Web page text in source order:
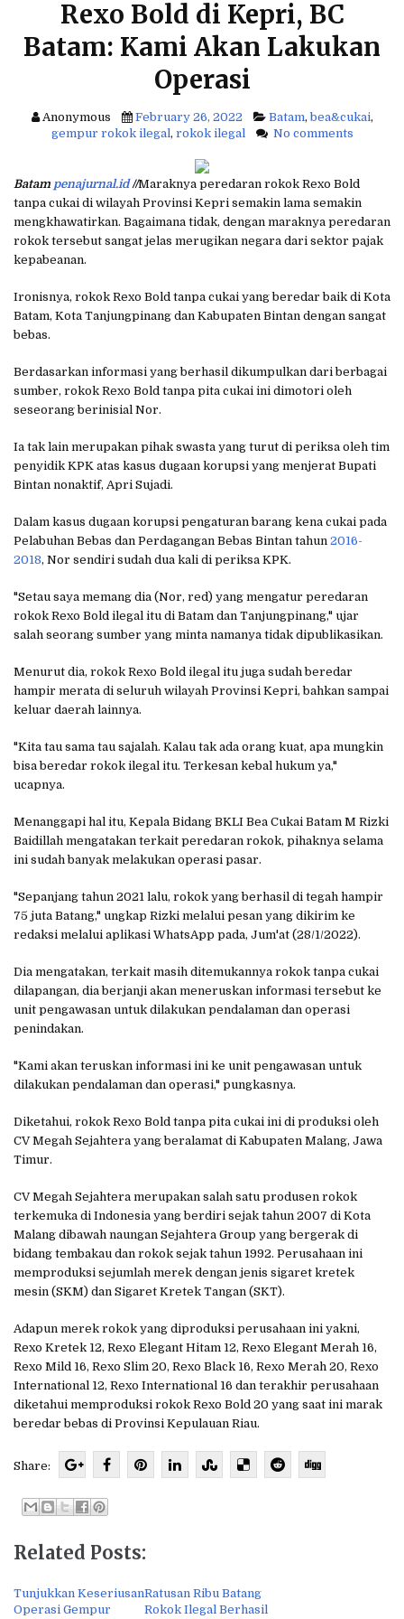
o
r
:
Rexo Bold di Kepri, BC
Batam: Kami Akan Lakukan
Operasi
Anonymous February 26, 2022 Batam,bea&cukai,
gempur rokok ilegal, rokok ilegal No comments
Batam penajurnal.id//Maraknya peredaran rokok Rexo Bold
tanpa cukai di wilayah Provinsi Kepri semakin lama semakin
mengkhawatirkan. Bagaimana tidak, dengan maraknya peredaran
rokok tersebut sangat jelas merugikan negara dari sektor pajak
kepabeanan.
Ironisnya, rokok Rexo Bold tanpa cukai yang beredar baik di Kota
Batam, Kota Tanjungpinang dan Kabupaten Bintan dengan sangat
bebas.
Berdasarkan informasi yang berhasil dikumpulkan dari berbagai
sumber, rokok Rexo Bold tanpa pita cukai ini dimotori oleh
seseorang berinisial Nor.
Ia tak lain merupakan pihak swasta yang turut di periksa oleh tim
penyidik KPK atas kasus dugaan korupsi yang menjerat Bupati
Bintan nonaktif, Apri Sujadi.
Dalam kasus dugaan korupsi pengaturan barang kena cukai pada
Pelabuhan Bebas dan Perdagangan Bebas Bintan tahun 2016-
2018, Nor sendiri sudah dua kali di periksa KPK.
"Setau saya memang dia (Nor, red) yang mengatur peredaran
rokok Rexo Bold ilegal itu di Batam dan Tanjungpinang," ujar
salah seorang sumber yang minta namanya tidak dipublikasikan.
Menurut dia, rokok Rexo Bold ilegal itu juga sudah beredar
hampir merata di seluruh wilayah Provinsi Kepri, bahkan sampai
keluar daerah lainnya.
"Kita tau sama tau sajalah. Kalau tak ada orang kuat, apa mungkin
bisa beredar rokok ilegal itu. Terkesan kebal hukum ya,"
ucapnya.
Menanggapi hal itu, Kepala Bidang BKLI Bea Cukai Batam M Rizki
Baidillah mengatakan terkait peredaran rokok, pihaknya selama
ini sudah banyak melakukan operasi pasar.
"Sepanjang tahun 2021 lalu, rokok yang berhasil di tegah hampir
75 juta Batang," ungkap Rizki melalui pesan yang dikirim ke
redaksi melalui aplikasi WhatsApp pada, Jum'at (28/1/2022).
Dia mengatakan, terkait masih ditemukannya rokok tanpa cukai
dilapangan, dia berjanji akan meneruskan informasi tersebut ke
unit pengawasan untuk dilakukan pendalaman dan operasi
penindakan.
"Kami akan teruskan informasi ini ke unit pengawasan untuk
dilakukan pendalaman dan operasi," pungkasnya.
Diketahui, rokok Rexo Bold tanpa pita cukai ini di produksi oleh
CV Megah Sejahtera yang beralamat di Kabupaten Malang, Jawa
Timur.
CV Megah Sejahtera merupakan salah satu produsen rokok
terkemuka di Indonesia yang berdiri sejak tahun 2007 di Kota
Malang dibawah naungan Sejahtera Group yang bergerak di
bidang tembakau dan rokok sejak tahun 1992. Perusahaan ini
memproduksi sejumlah merek dengan jenis sigaret kretek
mesin (SKM) dan Sigaret Kretek Tangan (SKT).
Adapun merek rokok yang diproduksi perusahaan ini yakni,
Rexo Kretek 12, Rexo Elegant Hitam 12, Rexo Elegant Merah 16,
Rexo Mild 16, Rexo Slim 20, Rexo Black 16, Rexo Merah 20, Rexo
International 12, Rexo International 16 dan terakhir perusahaan
diketahui memproduksi rokok Rexo Bold 20 yang saat ini marak
beredar bebas di Provinsi Kepulauan Riau.
Share:
Related Posts:
Tunjukkan Keseriusan
Operasi Gempur
Ratusan Ribu Batang
Rokok Ilegal Berhasil